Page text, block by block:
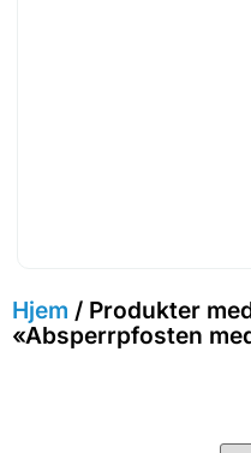
Hjem / Produkter
«Absperrpfosten